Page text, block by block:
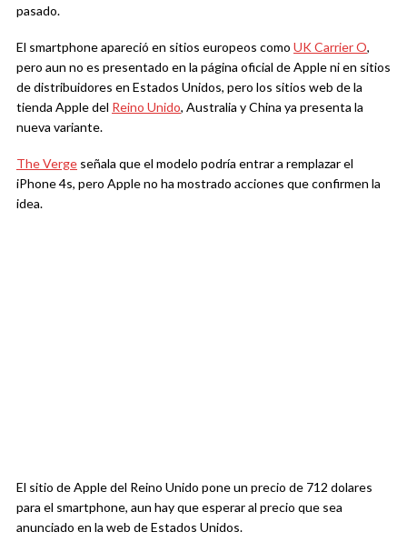
pasado.
El smartphone apareció en sitios europeos como UK Carrier O,
pero aun no es presentado en la página oficial de Apple ni en sitios
de distribuidores en Estados Unidos, pero los sitios web de la
tienda Apple del Reino Unido, Australia y China ya presenta la
nueva variante.
The Verge señala que el modelo podría entrar a remplazar el
iPhone 4s, pero Apple no ha mostrado acciones que confirmen la
idea.
El sitio de Apple del Reino Unido pone un precio de 712 dolares
para el smartphone, aun hay que esperar al precio que sea
anunciado en la web de Estados Unidos.